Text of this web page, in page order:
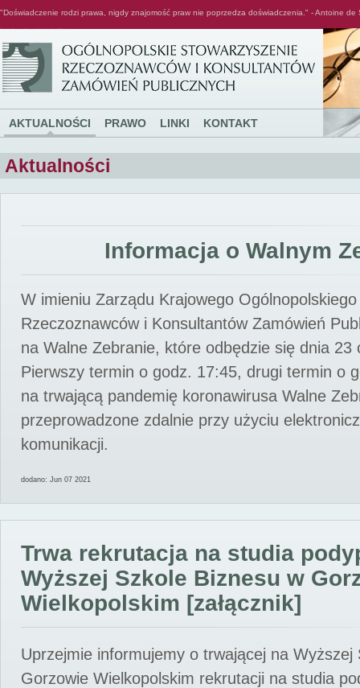
"Doświadczenie rodzi prawa, nigdy znajomość praw nie poprzedza doświadczenia." - Antoine de
AKTUALNOŚCI PRAWO LINKI KONTAKT
Aktualności
Informacja o Walnym
W imieniu Zarządu Krajowego
Rzeczoznawców i Konsultantów Zamówień
na Walne Zebranie, które odbędzie się dnia 23
Pierwszy termin o godz. 17:45, drugi termin o
na trwającą pandemię koronawirusa Walne
przeprowadzone zdalnie przy użyciu
komunikacji.
dodano: Jun 07 2021
Trwa rekrutacja na studia
Wyższej Szkole Biznesu w
Wielkopolskim [załącznik]
Uprzejmie informujemy o trwającej na Wyższej
Gorzowie Wielkopolskim rekrutacji na studia